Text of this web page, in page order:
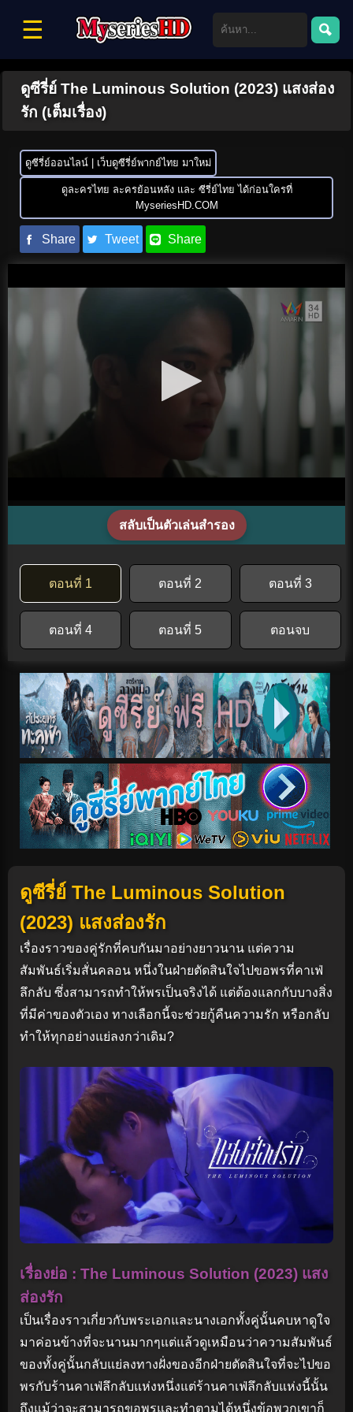
☰
ดูซีรี่ย์ The Luminous Solution (2023) แสงส่อง
รัก (เต็มเรื่อง)
ดูซีรี่ย์ออนไลน์ | เว็บดูซีรี่ย์พากย์ไทย มาใหม่
ดูละครไทย ละครย้อนหลัง และ ซีรี่ย์ไทย ได้ก่อนใครที่
MyseriesHD.COM
Share Tweet Share
สลับเป็นตัวเล่นสำรอง
ตอนที่ 1 ตอนที่ 2 ตอนที่ 3
ตอนที่ 4 ตอนที่ 5 ตอนจบ
ดูซีรี่ย์ The Luminous Solution
(2023) แสงส่องรัก
เรื่องราวของคู่รักที่คบกันมาอย่างยาวนาน แต่ความ
สัมพันธ์เริ่มสั่นคลอน หนึ่งในฝ่ายตัดสินใจไปขอพรที่คาเฟ่
ลึกลับ ซึ่งสามารถทำให้พรเป็นจริงได้ แต่ต้องแลกกับบางสิ่ง
ที่มีค่าของตัวเอง ทางเลือกนี้จะช่วยกู้คืนความรัก หรือกลับ
ทำให้ทุกอย่างแย่ลงกว่าเดิม?
เรื่องย่อ : The Luminous Solution (2023) แสง
ส่องรัก
เป็นเรื่องราวเกี่ยวกับพระเอกและนางเอกทั้งคู่นั้นคบหาดูใจ
มาค่อนข้างที่จะนานมากๆแต่แล้วดูเหมือนว่าความสัมพันธ์
ของทั้งคู่นั้นกลับแย่ลงทางฝั่งของอีกฝ่ายตัดสินใจที่จะไปขอ
พรกับร้านคาเฟ่ลึกลับแห่งหนึ่งแต่ร้านคาเฟ่ลึกลับแห่งนี้นั้น
ถึงแม้ว่าจะสามารถขอพรและทำตามได้หนึ่งข้อพวกเขาก็